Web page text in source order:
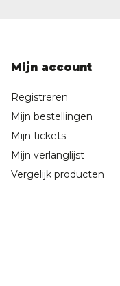
Mijn account
Registreren
Mijn bestellingen
Mijn tickets
Mijn verlanglijst
Vergelijk producten